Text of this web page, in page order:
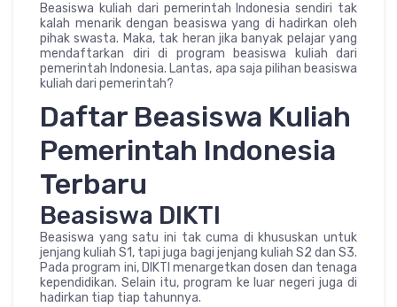
Beasiswa kuliah dari pemerintah Indonesia sendiri tak
kalah menarik dengan beasiswa yang di hadirkan oleh
pihak swasta. Maka, tak heran jika banyak pelajar yang
mendaftarkan diri di program beasiswa kuliah dari
pemerintah Indonesia. Lantas, apa saja pilihan beasiswa
kuliah dari pemerintah?
Daftar Beasiswa Kuliah
Pemerintah Indonesia
Terbaru
Beasiswa DIKTI
Beasiswa yang satu ini tak cuma di khususkan untuk
jenjang kuliah S1, tapi juga bagi jenjang kuliah S2 dan S3.
Pada program ini, DIKTI menargetkan dosen dan tenaga
kependidikan. Selain itu, program ke luar negeri juga di
hadirkan tiap tiap tahunnya.